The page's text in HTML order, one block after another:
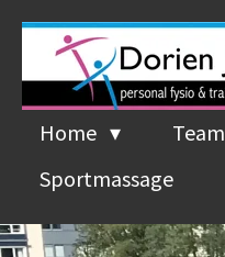
Ga
direct
Home Team
Sportmassage